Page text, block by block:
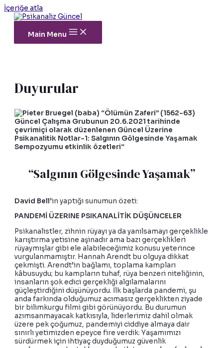
İçeriğe atla
Main Menu
Duyurular
Güncel Çalışma Grubunun 20.6.2021 tarihinde
çevrimiçi olarak düzenlenen Güncel Üzerine
Psikanalitik Notlar-1: Salgının Gölgesinde Yaşamak
Sempozyumu etkinlik özetleri“
“Salgının Gölgesinde Yaşamak”
David Bell’in yaptığı sunumun özeti:
PANDEMİ ÜZERINE PSIKANALİTİK DÜŞÜNCELER
Psikanalistler, zihnin rüyayı ya da yanılsamayı gerçeklikle
karıştırma yetisine aşinadır ama bazı gerçeklikleri
rüyaymışlar gibi ele alabileceğimiz konusu yeterince
vurgulanmamıştır. Hannah Arendt bu olguya dikkat
çekmişti. Arendt’in bağlamı, toplama kampları
kâbusuydu; bu kampların tuhaf, rüya benzeri niteliğinin,
insanların şok edici gerçekliği algılamalarını
güçleştirdiğini düşünüyordu. İlk başlarda pandemi, şu
anda farkında olduğumuz acımasız gerçeklikten ziyade
bir bilimkurgu filmi gibi görünüyordu. Bu durumun
azımsanmayacak katkısıyla, liderlerimiz dahil olmak
üzere pek çoğumuz, pandemiyi ciddiye almaya dair
sınırlı yetimizden epeyce fire verdik: Yaşamımızı
sürdürmek için ihtiyaç duyduğumuz güvenlik